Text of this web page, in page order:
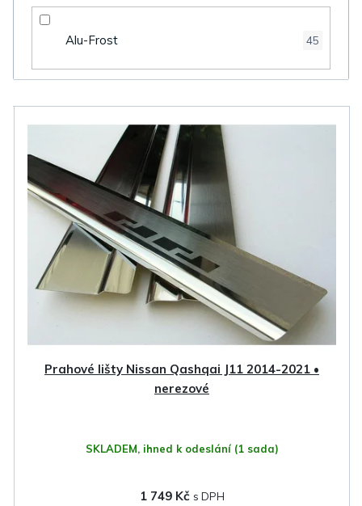
Alu-Frost 45
Prahové lišty Nissan Qashqai J11 2014-2021 •
nerezové
SKLADEM, ihned k odeslání (1 sada)
1 749 Kč